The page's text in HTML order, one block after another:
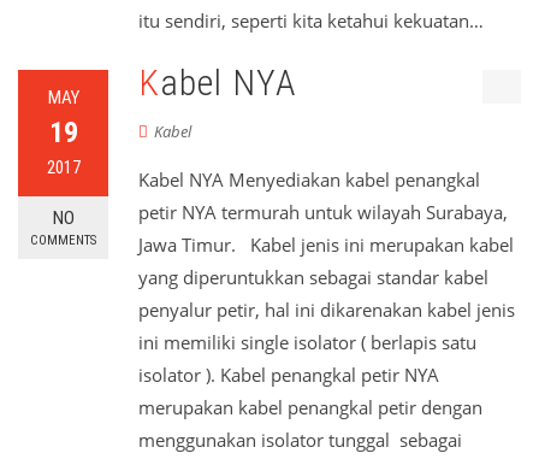
itu sendiri, seperti kita ketahui kekuatan…
MAY
19
2017
NO
COMMENTS
Kabel NYA
Kabel
Kabel NYA Menyediakan kabel penangkal
petir NYA termurah untuk wilayah Surabaya,
Jawa Timur. Kabel jenis ini merupakan kabel
yang diperuntukkan sebagai standar kabel
penyalur petir, hal ini dikarenakan kabel jenis
ini memiliki single isolator ( berlapis satu
isolator ). Kabel penangkal petir NYA
merupakan kabel penangkal petir dengan
menggunakan isolator tunggal sebagai